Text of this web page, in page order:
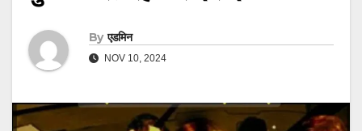
By एडमिन
NOV 10, 2024